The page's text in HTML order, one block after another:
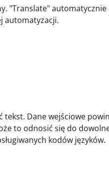
"Translate"
automatyzacji.
tekst. Dane wejściowe
to odnosić się do
kodów języków.